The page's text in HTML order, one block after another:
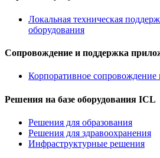
Локальная техническая
оборудования
Сопровождение и поддержка
Корпоративное сопровождение
Решения на базе оборудования ICL
Решения для образования
Решения для здравоохранения
Инфраструктурные решения